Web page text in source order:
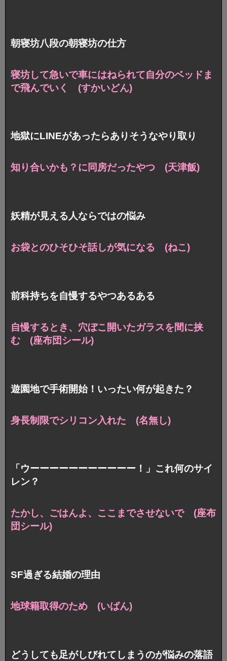
朝寝坊八段の朝寝坊の仕方
寝坊して急いで車にはねられて自分のベッドま
で飛んでいく (すかいどん)
地獄にLINEがあったらありそうなやり取り
知り合いかも？に同房だったやつ (天津飯)
妖精が見える人ならではの悩み
お袋とのひそひそ話しが気になる (ねこ)
前科持ちを自慢するやつあるある
自慢するとき、穴ぼこ開いたガラスを間に挟
む (座布団シール)
遊園地で手術開始！いったい何が起きた？
身長制限でシリコン入れた (名無し)
「ウーーーーーーーーーーー！」これ何のサイ
レン？
たかし、ごはんよ、ここまでさせないで (座布
団シール)
SF過ぎる結婚の理由
地球籍取得のため (いばん)
どうしても足がしびれてしまうのが悩みの落語